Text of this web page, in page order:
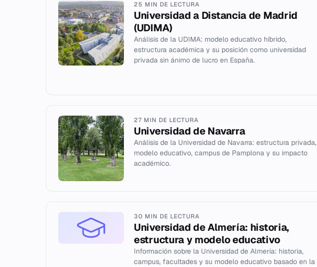
25 MIN DE LECTURA
Universidad a Distancia de Madrid
(UDIMA)
Análisis de la UDIMA: modelo educativo híbrido,
estructura académica y su posición como universidad
privada sin ánimo de lucro en España.
27 MIN DE LECTURA
Universidad de Navarra
Análisis de la Universidad de Navarra: estructura privada,
modelo educativo, campus de Pamplona y su impacto
académico.
30 MIN DE LECTURA
Universidad de Almería: historia,
estructura y modelo educativo
Información sobre la Universidad de Almería: historia,
campus, facultades y su modelo educativo basado en la